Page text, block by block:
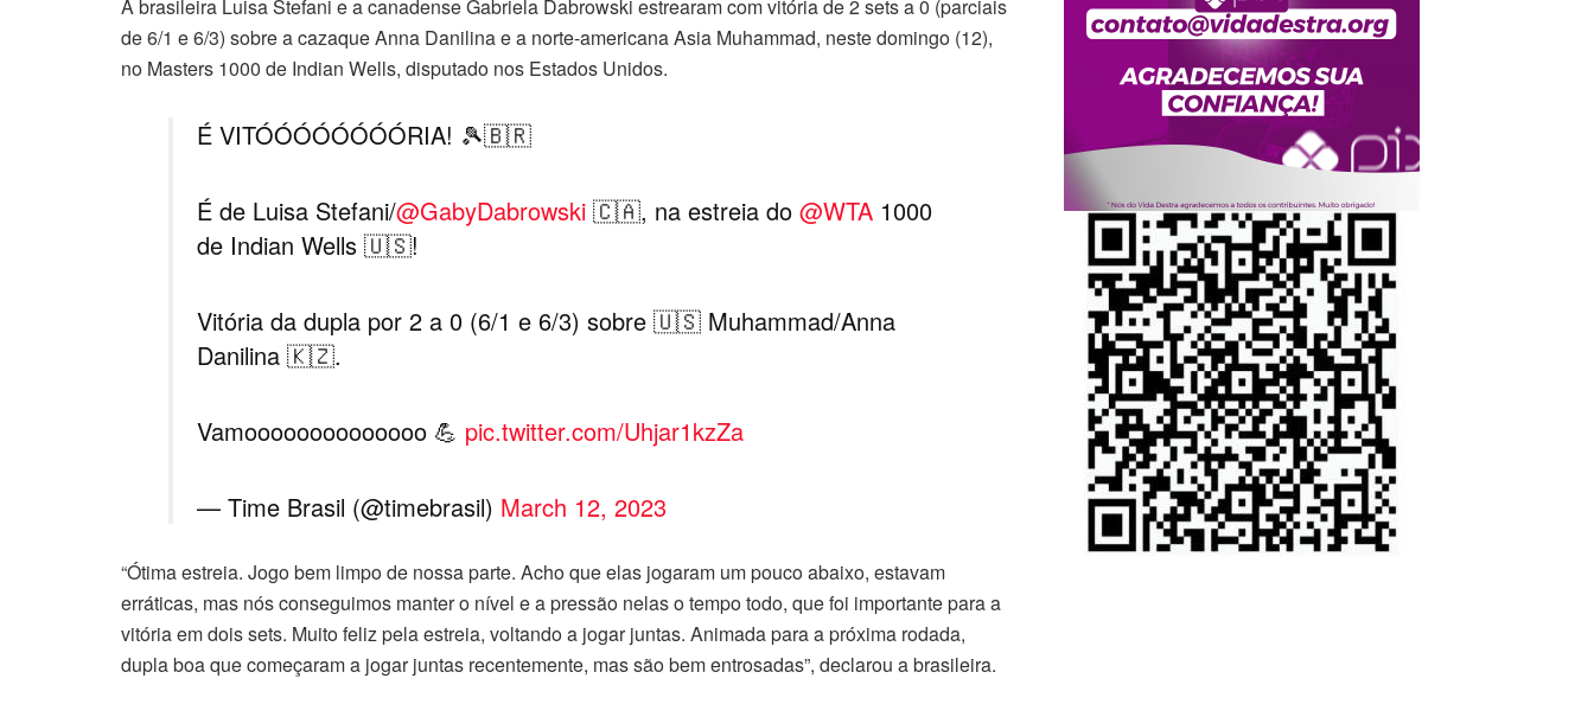
A brasileira Luisa Stefani e a canadense Gabriela Dabrowski estrearam com vitória de 2 sets a 0 (parciais
de 6/1 e 6/3) sobre a cazaque Anna Danilina e a norte-americana Asia Muhammad, neste domingo (12),
no Masters 1000 de Indian Wells, disputado nos Estados Unidos.
É VITÓÓÓÓÓÓÓÓRIA! 🎾🇧🇷
É de Luisa Stefani/@GabyDabrowski 🇨🇦, na estreia do @WTA 1000
de Indian Wells 🇺🇸!
Vitória da dupla por 2 a 0 (6/1 e 6/3) sobre 🇺🇸 Muhammad/Anna
Danilina 🇰🇿.
Vamoooooooooooooo 💪 pic.twitter.com/Uhjar1kzZa
— Time Brasil (@timebrasil) March 12, 2023
“Ótima estreia. Jogo bem limpo de nossa parte. Acho que elas jogaram um pouco abaixo, estavam
erráticas, mas nós conseguimos manter o nível e a pressão nelas o tempo todo, que foi importante para a
vitória em dois sets. Muito feliz pela estreia, voltando a jogar juntas. Animada para a próxima rodada,
dupla boa que começaram a jogar juntas recentemente, mas são bem entrosadas”, declarou a brasileira.